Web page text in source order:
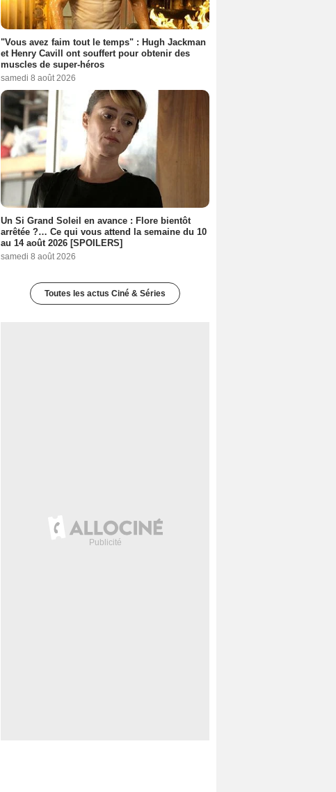
"Vous avez faim tout le temps" : Hugh Jackman
et Henry Cavill ont souffert pour obtenir des
muscles de super-héros
samedi 8 août 2026
Un Si Grand Soleil en avance : Flore bientôt
arrêtée ?… Ce qui vous attend la semaine du 10
au 14 août 2026 [SPOILERS]
samedi 8 août 2026
Toutes les actus Ciné & Séries